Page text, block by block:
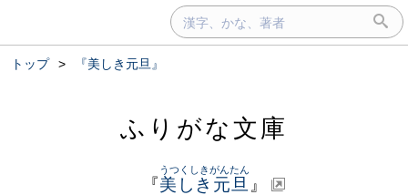
トップ > 『美しき元旦』
ふりがな文庫
『美しき元旦
うつくしきがんたん
』